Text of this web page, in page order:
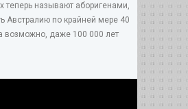
теперь называют аборигенами,
Австралию по крайней мере 40
возможно, даже 100 000 лет